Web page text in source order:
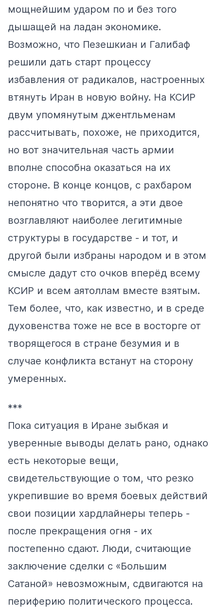
мощнейшим ударом по и без того
дышащей на ладан экономике.
Возможно, что Пезешкиан и Галибаф
решили дать старт процессу
избавления от радикалов, настроенных
втянуть Иран в новую войну. На КСИР
двум упомянутым джентльменам
рассчитывать, похоже, не приходится,
но вот значительная часть армии
вполне способна оказаться на их
стороне. В конце концов, с рахбаром
непонятно что творится, а эти двое
возглавляют наиболее легитимные
структуры в государстве - и тот, и
другой были избраны народом и в этом
смысле дадут сто очков вперёд всему
КСИР и всем аятоллам вместе взятым.
Тем более, что, как известно, и в среде
духовенства тоже не все в восторге от
творящегося в стране безумия и в
случае конфликта встанут на сторону
умеренных.
***
Пока ситуация в Иране зыбкая и
уверенные выводы делать рано, однако
есть некоторые вещи,
свидетельствующие о том, что резко
укрепившие во время боевых действий
свои позиции хардлайнеры теперь -
после прекращения огня - их
постепенно сдают. Люди, считающие
заключение сделки с «Большим
Сатаной» невозможным, сдвигаются на
периферию политического процесса.